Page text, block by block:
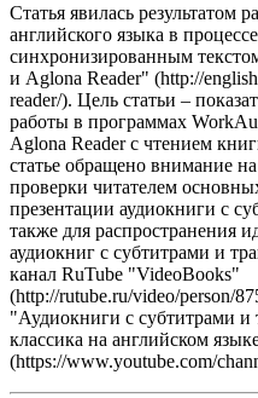
Статья явилась результатом
английского языка в
синхронизированным
и Aglona Reader" (http://
reader/). Цель статьи –
работы в программах
Aglona Reader с чтением
статье обращено внимание
проверки читателем
презентации аудиокниги с
также для распространения
аудиокниг с субтитрами и
канал RuTube "VideoBooks"
(http://rutube.ru/video/person/
"Аудиокниги с субтитрами и
классика на английском
(https://www.youtube.com/